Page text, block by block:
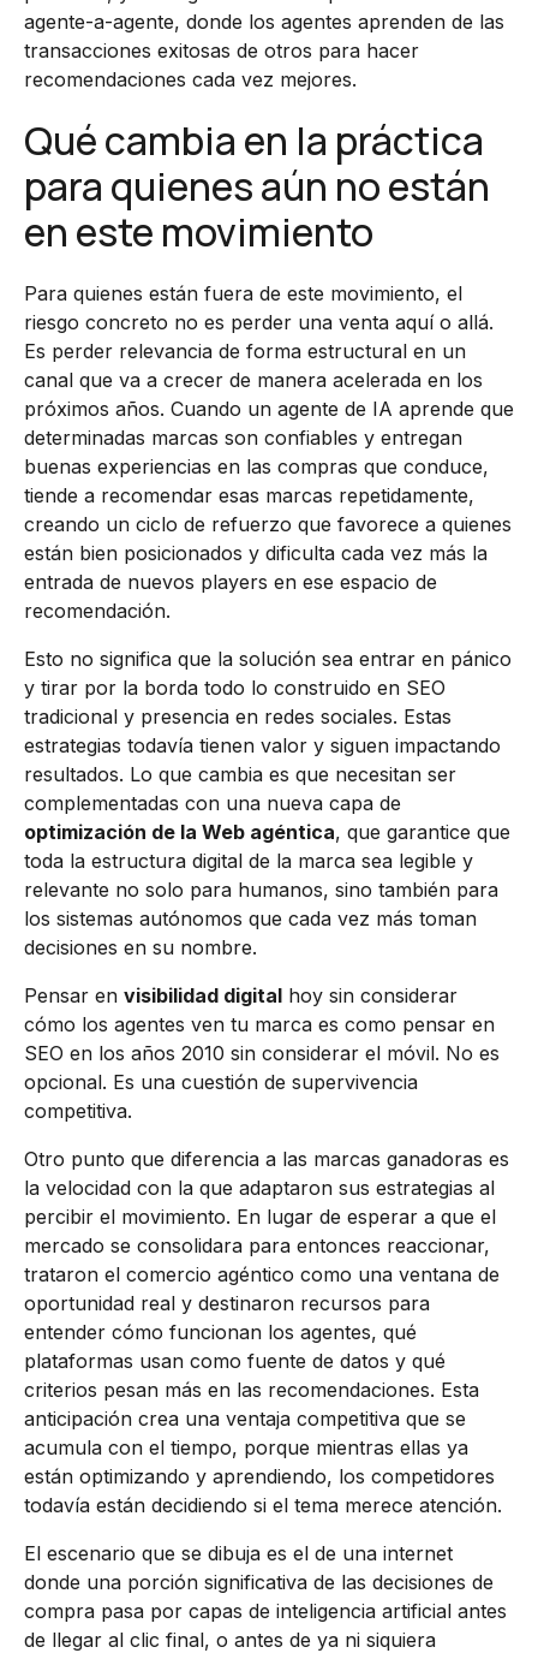
agente-a-agente, donde los agentes aprenden de las
transacciones exitosas de otros para hacer
recomendaciones cada vez mejores.
Qué cambia en la práctica
para quienes aún no están
en este movimiento
Para quienes están fuera de este movimiento, el
riesgo concreto no es perder una venta aquí o allá.
Es perder relevancia de forma estructural en un
canal que va a crecer de manera acelerada en los
próximos años. Cuando un agente de IA aprende que
determinadas marcas son confiables y entregan
buenas experiencias en las compras que conduce,
tiende a recomendar esas marcas repetidamente,
creando un ciclo de refuerzo que favorece a quienes
están bien posicionados y dificulta cada vez más la
entrada de nuevos players en ese espacio de
recomendación.
Esto no significa que la solución sea entrar en pánico
y tirar por la borda todo lo construido en SEO
tradicional y presencia en redes sociales. Estas
estrategias todavía tienen valor y siguen impactando
resultados. Lo que cambia es que necesitan ser
complementadas con una nueva capa de
optimización de la Web agéntica, que garantice que
toda la estructura digital de la marca sea legible y
relevante no solo para humanos, sino también para
los sistemas autónomos que cada vez más toman
decisiones en su nombre.
Pensar en visibilidad digital hoy sin considerar
cómo los agentes ven tu marca es como pensar en
SEO en los años 2010 sin considerar el móvil. No es
opcional. Es una cuestión de supervivencia
competitiva.
Otro punto que diferencia a las marcas ganadoras es
la velocidad con la que adaptaron sus estrategias al
percibir el movimiento. En lugar de esperar a que el
mercado se consolidara para entonces reaccionar,
trataron el comercio agéntico como una ventana de
oportunidad real y destinaron recursos para
entender cómo funcionan los agentes, qué
plataformas usan como fuente de datos y qué
criterios pesan más en las recomendaciones. Esta
anticipación crea una ventaja competitiva que se
acumula con el tiempo, porque mientras ellas ya
están optimizando y aprendiendo, los competidores
todavía están decidiendo si el tema merece atención.
El escenario que se dibuja es el de una internet
donde una porción significativa de las decisiones de
compra pasa por capas de inteligencia artificial antes
de llegar al clic final, o antes de ya ni siquiera